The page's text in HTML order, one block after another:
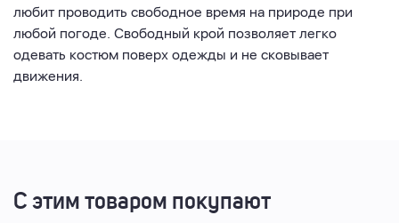
любит проводить свободное время на природе при
любой погоде. Свободный крой позволяет легко
одевать костюм поверх одежды и не сковывает
движения.
С этим товаром покупают